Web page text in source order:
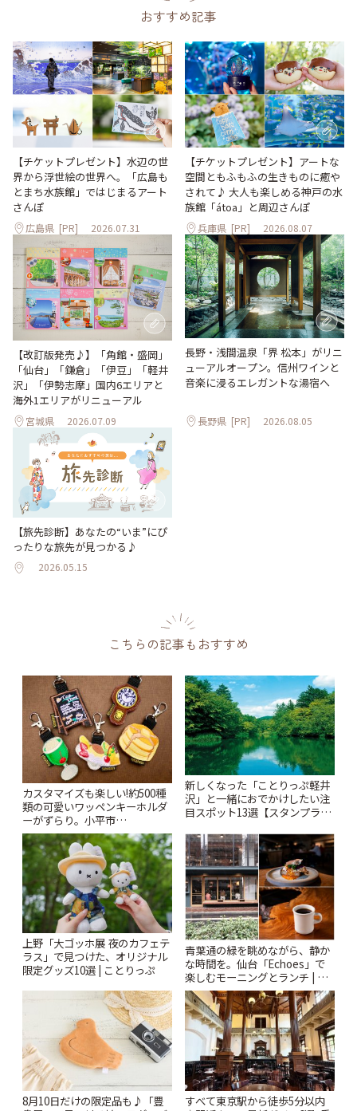
おすすめ記事
【チケットプレゼント】水辺の世
界から浮世絵の世界へ。「広島も
とまち水族館」ではじまるアート
さんぽ
広島県 [PR] 2026.07.31
【チケットプレゼント】アートな
空間ともふもふの生きものに癒や
されて♪ 大人も楽しめる神戸の水
族館「átoa」と周辺さんぽ
兵庫県 [PR] 2026.08.07
【改訂版発売♪】「角館・盛岡」
「仙台」「鎌倉」「伊豆」「軽井
沢」「伊勢志摩」国内6エリアと
海外1エリアがリニューアル
宮城県 2026.07.09
長野・浅間温泉「界 松本」がリニ
ューアルオープン。信州ワインと
音楽に浸るエレガントな湯宿へ
長野県 [PR] 2026.08.05
【旅先診断】あなたの“いま”にぴ
ったりな旅先が見つかる♪
2026.05.15
こちらの記事もおすすめ
カスタマイズも楽しい!約500種
類の可愛いワッペンキーホルダ
ーがずらり。小平市
「Kimamaya T&K」 | ことりっ
ぷ
新しくなった「ことりっぷ軽井
沢」と一緒におでかけしたい注
目スポット13選【スタンプラリ
上野「大ゴッホ展 夜のカフェテ
ラス」で見つけた、オリジナル
限定グッズ10選 | ことりっぷ
青葉通の緑を眺めながら、静か
な時間を。仙台「Echoes」で
楽しむモーニングとランチ | こ
とりっぷ
8月10日だけの限定品も♪「豊
すべて東京駅から徒歩5分以内